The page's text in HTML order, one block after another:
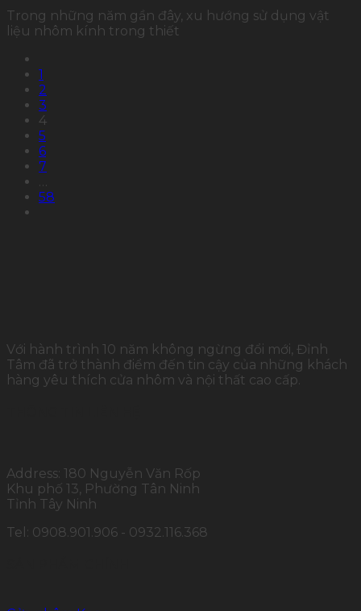
Trong những năm gần đây, xu hướng sử dụng vật
liệu nhôm kính trong thiết
1
2
3
4
5
6
7
58
Với hành trình 10 năm không ngừng đổi mới, Đỉnh
Tâm đã trở thành điểm đến tin cậy của những khách
hàng yêu thích cửa nhôm và nội thất cao cấp.
Address: 180 Nguyễn Văn Rốp
Khu phố 13, Phường Tân Ninh
Tỉnh Tây Ninh
Tel: 0908.901.906 - 0932.116.368